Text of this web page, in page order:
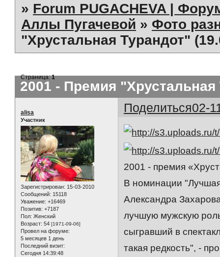
» Forum PUGACHEVA |
Аллы Пугачевой » Фото
"Хрустальная Турандот"
2001 - Премия
Страница:1
Поделиться02-
alisa
Участник
Зарегистрирован: 15-03-2010
Сообщений: 15118
Уважение: +16469
Позитив: +7187
Пол: Женский
Возраст: 54 [1971-09-06]
Провел на форуме:
5 месяцев 1 день
Последний визит:
Сегодня 14:39:48
2001 - премия
В номинации
Александра
лучшую мужскую
сыгравший в
такая редкость", -